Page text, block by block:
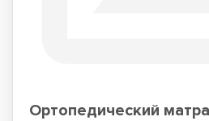
Ортопедический